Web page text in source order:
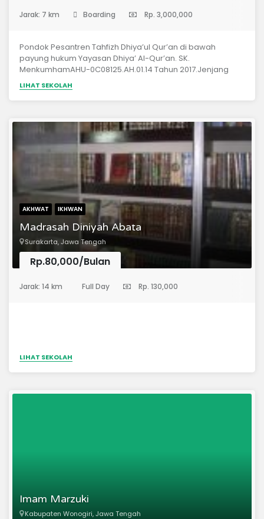
Jarak: 7 km Boarding Rp. 3,000,000
Pondok Pesantren Tahfizh Dhiya’ul Qur’an di bawah
payung hukum Yayasan Dhiya’ Al-Qur’an. SK.
MenkumhamAHU-0C08125.AH.01.14 Tahun 2017.Jenjang
pendidikan :a. Mutawassithahb. Aliyah , pengabdian 1
(satu) tahunc. IMQI (I’dad Muhafizhil Qur’an wal Imam /
kaderisasi guru tahfizh dan imam), pengabdian1(satu)
LIHAT SEKOLAH
AKHWAT IKHWAN
Madrasah Diniyah Abata
Surakarta, Jawa Tengah
Rp.80,000/Bulan
Jarak: 14 km Full Day Rp. 130,000
LIHAT SEKOLAH
Imam Marzuki
Kabupaten Wonogiri, Jawa Tengah